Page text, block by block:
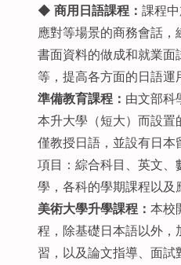
◆ 商用日語課程： 課程
應對等場景的商務會話
書面資料的做成和就業面
等，提高各方面的日語運
準備教育課程： 由文部科
本升大學（短大）而設
僅教授日語，並設有日本
項目：綜合科目、英文
學，各科的學期課程以及
美術大學升學課程： 本校
程，除基礎日本語以外
習，以及論文指導、面